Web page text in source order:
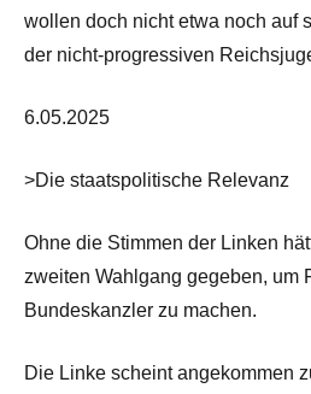
wollen doch nicht etwa noch auf
der nicht-progressiven
6.05.2025
>Die staatspolitische Relevanz
Ohne die Stimmen der Linken
zweiten Wahlgang gegeben, um
Bundeskanzler zu machen.
Die Linke scheint angekommen